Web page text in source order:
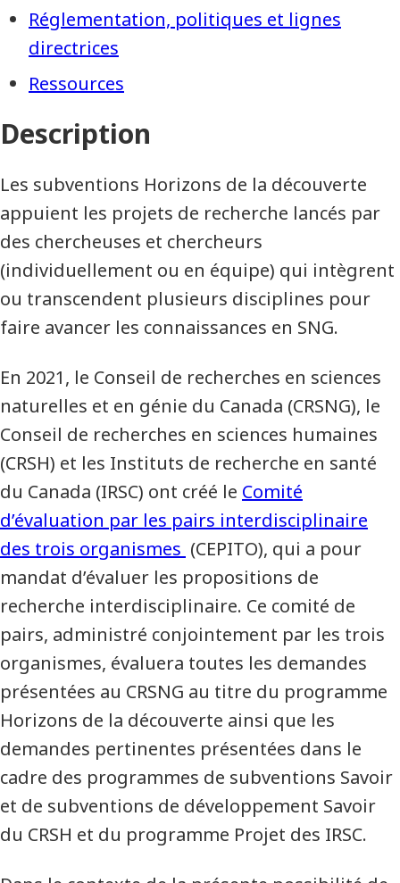
Réglementation, politiques et lignes
directrices
Ressources
Description
Les subventions Horizons de la découverte
appuient les projets de recherche lancés par
des chercheuses et chercheurs
(individuellement ou en équipe) qui intègrent
ou transcendent plusieurs disciplines pour
faire avancer les connaissances en SNG.
En 2021, le Conseil de recherches en sciences
naturelles et en génie du Canada (CRSNG), le
Conseil de recherches en sciences humaines
(CRSH) et les Instituts de recherche en santé
du Canada (IRSC) ont créé le Comité
d’évaluation par les pairs interdisciplinaire
des trois organismes (CEPITO), qui a pour
mandat d’évaluer les propositions de
recherche interdisciplinaire. Ce comité de
pairs, administré conjointement par les trois
organismes, évaluera toutes les demandes
présentées au CRSNG au titre du programme
Horizons de la découverte ainsi que les
demandes pertinentes présentées dans le
cadre des programmes de subventions Savoir
et de subventions de développement Savoir
du CRSH et du programme Projet des IRSC.